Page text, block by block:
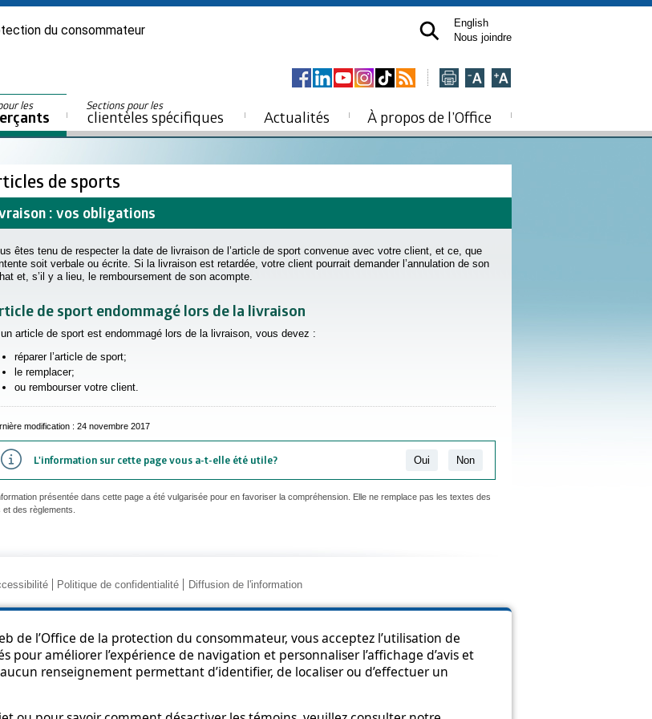
de l’Office de la protection du consommateur, vous acceptez l’utilisation de
pour améliorer l’expérience de navigation et personnaliser l’affichage d’avis et
renseignement permettant d’identifier, de localiser ou d’effectuer un
du consommateur
English
Nous joindre
les Sections pour les
clientèles spécifiques Actualités À propos de l’Office
de sports
: vos obligations
êtes tenu de respecter la date de livraison de l’article de sport convenue avec votre client, et ce, que
soit verbale ou écrite. Si la livraison est retardée, votre client pourrait demander l’annulation de son
et, s’il y a lieu, le remboursement de son acompte.
de sport endommagé lors de la livraison
article de sport est endommagé lors de la livraison, vous devez :
réparer l’article de sport;
le remplacer;
ou rembourser votre client.
modification : 24 novembre 2017
L'information sur cette page vous a-t-elle été utile? Oui Non
présentée dans cette page a été vulgarisée pour en favoriser la compréhension. Elle ne remplace pas les textes des
et des règlements.
Politique de confidentialité Diffusion de l'information